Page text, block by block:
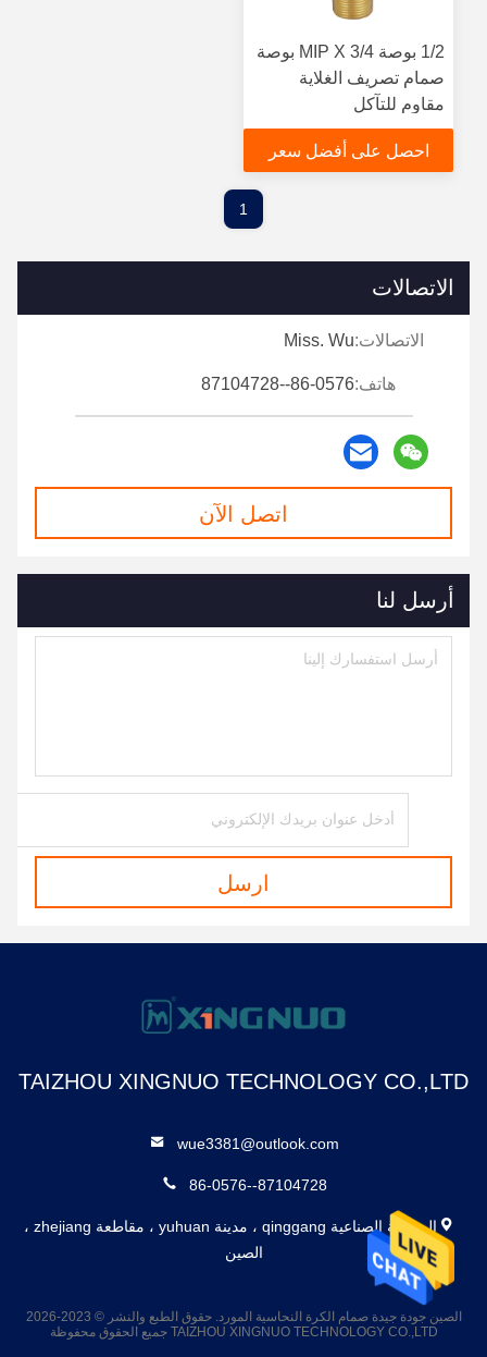
1/2 بوصة MIP X 3/4 بوصة
صمام تصريف الغلاية
مقاوم للتآكل
احصل على أفضل سعر
1
الاتصالات
الاتصالات:Miss. Wu
هاتف:86-0576--87104728
اتصل الآن
أرسل لنا
ارسل
TAIZHOU XINGNUO TECHNOLOGY CO.,LTD
wue3381@outlook.com
86-0576--87104728
المنطقة الصناعية qinggang ، مدينة yuhuan ، مقاطعة zhejiang ،
الصين
الصين جودة جيدة صمام الكرة النحاسية المورد. حقوق الطبع والنشر © 2023-2026
TAIZHOU XINGNUO TECHNOLOGY CO.,LTD جميع الحقوق محفوظة